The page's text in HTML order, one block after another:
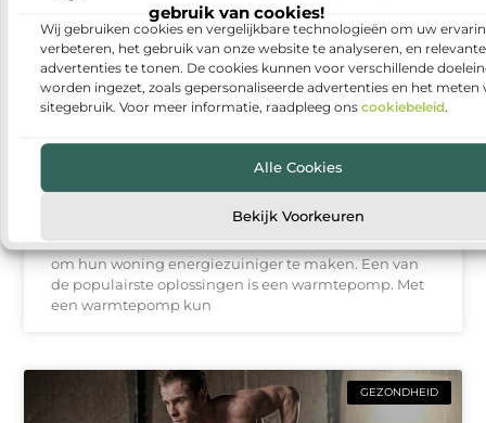
gebruik van cookies!
Wij gebruiken cookies en vergelijkbare technologieën om uw
verbeteren, het gebruik van onze website te analyseren, en relevante
advertenties te tonen. De cookies kunnen voor verschillende
worden ingezet, zoals gepersonaliseerde advertenties en het meten
sitegebruik. Voor meer informatie, raadpleeg ons cookiebeleid.
Alle Cookies
Bekijk Voorkeuren
om hun woning energiezuiniger te maken. Een van
de populairste oplossingen is een warmtepomp. Met
een warmtepomp kun
GEZONDHEID